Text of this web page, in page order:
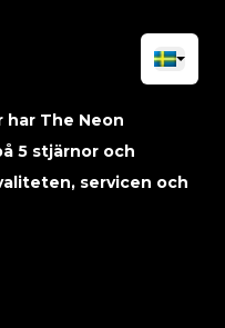
har The Neon
5 stjärnor och
servicen och